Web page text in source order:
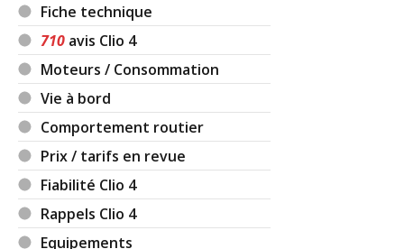
Fiche technique
710 avis Clio 4
Moteurs / Consommation
Vie à bord
Comportement routier
Prix / tarifs en revue
Fiabilité Clio 4
Rappels Clio 4
Equipements